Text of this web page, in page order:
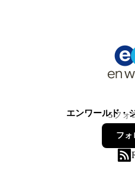
エンワールド・
5フォ
フォ